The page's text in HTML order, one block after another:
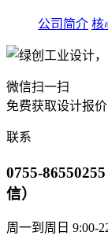
公司简介 核
微信扫一扫
免费获取设计报价
联系
0755-
信）
周一到周日 9:00-